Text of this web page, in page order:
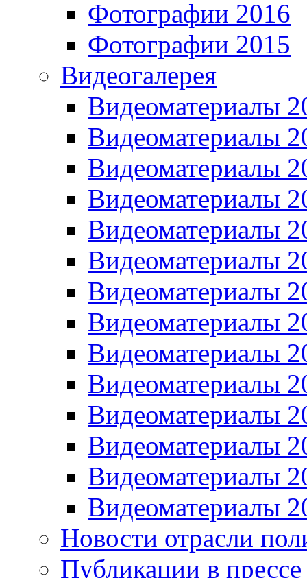
Фотографии 2016
Фотографии 2015
Видеогалерея
Видеоматериалы
Видеоматериалы
Видеоматериалы
Видеоматериалы
Видеоматериалы
Видеоматериалы
Видеоматериалы
Видеоматериалы
Видеоматериалы
Видеоматериалы
Видеоматериалы
Видеоматериалы
Видеоматериалы
Видеоматериалы
Новости отрасли
Публикации в прессе